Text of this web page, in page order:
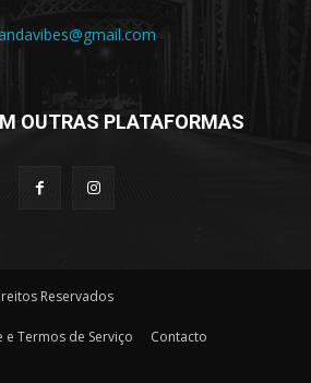
OUTRAS PLATAFORMAS
Reservados
Termos de Serviço
Contacto